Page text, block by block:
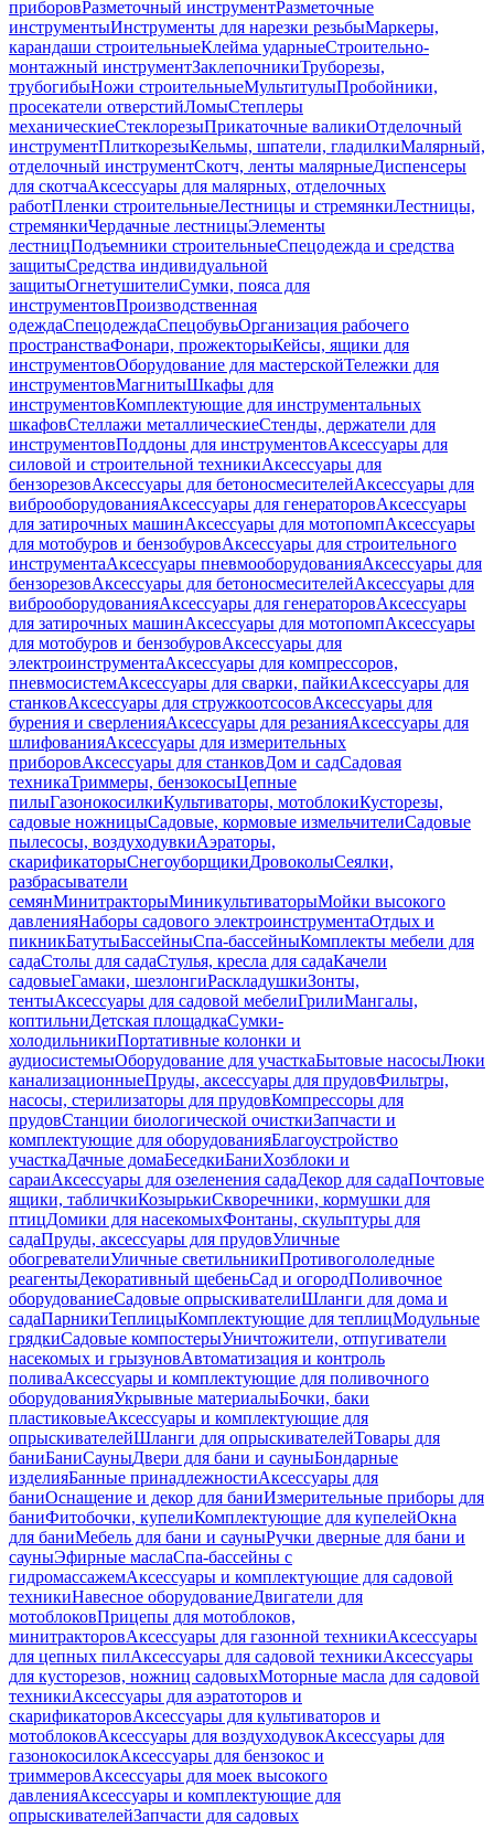
приборовРазметочный инструментРазметочные
инструментыИнструменты для нарезки резьбыМаркеры,
карандаши строительныеКлейма ударныеСтроительно-
монтажный инструментЗаклепочникиТруборезы,
трубогибыНожи строительныеМультитулыПробойники,
просекатели отверстийЛомыСтеплеры
механическиеСтеклорезыПрикаточные валикиОтделочный
инструментПлиткорезыКельмы, шпатели, гладилкиМалярный,
отделочный инструментСкотч, ленты малярныеДиспенсеры
для скотчаАксессуары для малярных, отделочных
работПленки строительныеЛестницы и стремянкиЛестницы,
стремянкиЧердачные лестницыЭлементы
лестницПодъемники строительныеСпецодежда и средства
защитыСредства индивидуальной
защитыОгнетушителиСумки, пояса для
инструментовПроизводственная
одеждаСпецодеждаСпецобувьОрганизация рабочего
пространстваФонари, прожекторыКейсы, ящики для
инструментовОборудование для мастерскойТележки для
инструментовМагнитыШкафы для
инструментовКомплектующие для инструментальных
шкафовСтеллажи металлическиеСтенды, держатели для
инструментовПоддоны для инструментовАксессуары для
силовой и строительной техникиАксессуары для
бензорезовАксессуары для бетоносмесителейАксессуары для
виброоборудованияАксессуары для генераторовАксессуары
для затирочных машинАксессуары для мотопомпАксессуары
для мотобуров и бензобуровАксессуары для строительного
инструментаАксессуары пневмооборудованияАксессуары для
бензорезовАксессуары для бетоносмесителейАксессуары для
виброоборудованияАксессуары для генераторовАксессуары
для затирочных машинАксессуары для мотопомпАксессуары
для мотобуров и бензобуровАксессуары для
электроинструментаАксессуары для компрессоров,
пневмосистемАксессуары для сварки, пайкиАксессуары для
станковАксессуары для стружкоотсосовАксессуары для
бурения и сверленияАксессуары для резанияАксессуары для
шлифованияАксессуары для измерительных
приборовАксессуары для станковДом и садСадовая
техникаТриммеры, бензокосыЦепные
пилыГазонокосилкиКультиваторы, мотоблокиКусторезы,
садовые ножницыСадовые, кормовые измельчителиСадовые
пылесосы, воздуходувкиАэраторы,
скарификаторыСнегоуборщикиДровоколыСеялки,
разбрасыватели
семянМинитракторыМиникультиваторыМойки высокого
давленияНаборы садового электроинструментаОтдых и
пикникБатутыБассейныСпа-бассейныКомплекты мебели для
садаСтолы для садаСтулья, кресла для садаКачели
садовыеГамаки, шезлонгиРаскладушкиЗонты,
тентыАксессуары для садовой мебелиГрилиМангалы,
коптильниДетская площадкаСумки-
холодильникиПортативные колонки и
аудиосистемыОборудование для участкаБытовые насосыЛюки
канализационныеПруды, аксессуары для прудовФильтры,
насосы, стерилизаторы для прудовКомпрессоры для
прудовСтанции биологической очисткиЗапчасти и
комплектующие для оборудованияБлагоустройство
участкаДачные домаБеседкиБаниХозблоки и
сараиАксессуары для озеленения садаДекор для садаПочтовые
ящики, табличкиКозырькиСкворечники, кормушки для
птицДомики для насекомыхФонтаны, скульптуры для
садаПруды, аксессуары для прудовУличные
обогревателиУличные светильникиПротивогололедные
реагентыДекоративный щебеньСад и огородПоливочное
оборудованиеСадовые опрыскивателиШланги для дома и
садаПарникиТеплицыКомплектующие для теплицМодульные
грядкиСадовые компостерыУничтожители, отпугиватели
насекомых и грызуновАвтоматизация и контроль
поливаАксессуары и комплектующие для поливочного
оборудованияУкрывные материалыБочки, баки
пластиковыеАксессуары и комплектующие для
опрыскивателейШланги для опрыскивателейТовары для
баниБаниСауныДвери для бани и сауныБондарные
изделияБанные принадлежностиАксессуары для
баниОснащение и декор для баниИзмерительные приборы для
баниФитобочки, купелиКомплектующие для купелейОкна
для баниМебель для бани и сауныРучки дверные для бани и
сауныЭфирные маслаСпа-бассейны с
гидромассажемАксессуары и комплектующие для садовой
техникиНавесное оборудованиеДвигатели для
мотоблоковПрицепы для мотоблоков,
минитракторовАксессуары для газонной техникиАксессуары
для цепных пилАксессуары для садовой техникиАксессуары
для кусторезов, ножниц садовыхМоторные масла для садовой
техникиАксессуары для аэратоторов и
скарификаторовАксессуары для культиваторов и
мотоблоковАксессуары для воздуходувокАксессуары для
газонокосилокАксессуары для бензокос и
триммеровАксессуары для моек высокого
давленияАксессуары и комплектующие для
опрыскивателейЗапчасти для садовых